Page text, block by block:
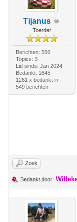
Tijanus
Toerder
Berichten: 556
Topics: 3
Lid sinds: Jan 2024
Bedankt: 1645
1261 x bedankt in
549 berichten
Zoek
Bedankt door: